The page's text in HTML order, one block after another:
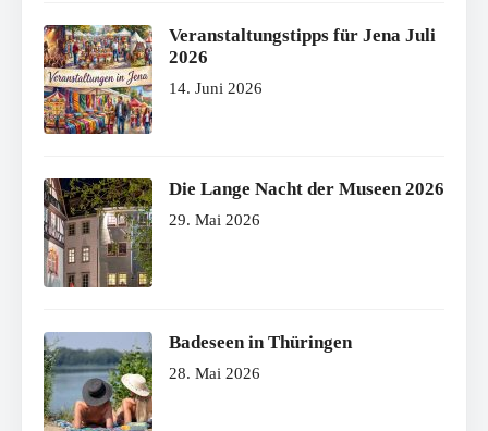
Veranstaltungstipps für Jena Juli
2026
14. Juni 2026
Die Lange Nacht der Museen 2026
29. Mai 2026
Badeseen in Thüringen
28. Mai 2026